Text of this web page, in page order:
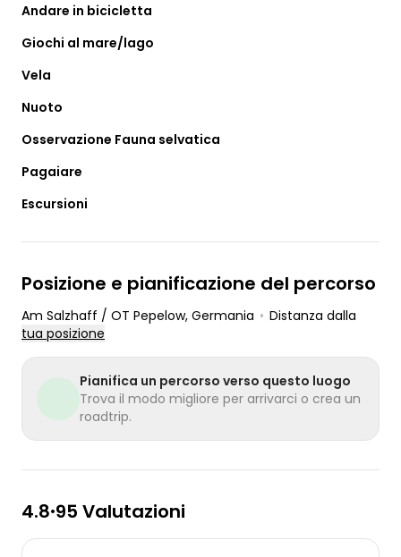
Andare in bicicletta
Giochi al mare/lago
Vela
Nuoto
Osservazione Fauna selvatica
Pagaiare
Escursioni
Posizione e pianificazione del percorso
Am Salzhaff / OT Pepelow, Germania • Distanza dalla
tua posizione
Pianifica un percorso verso questo luogo
Trova il modo migliore per arrivarci o crea un
roadtrip.
4.8•95 Valutazioni